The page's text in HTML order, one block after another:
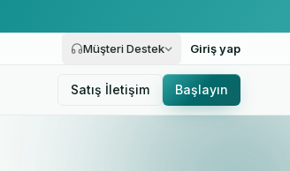
Müşteri Destek Giriş yap
Satış İletişim Başlayın